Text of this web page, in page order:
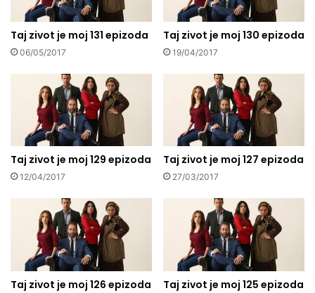
Taj zivot je moj 131 epizoda
06/05/2017
Taj zivot je moj 130 epizoda
19/04/2017
Taj zivot je moj 129 epizoda
12/04/2017
Taj zivot je moj 127 epizoda
27/03/2017
Taj zivot je moj 126 epizoda Taj zivot je moj 125 epizoda